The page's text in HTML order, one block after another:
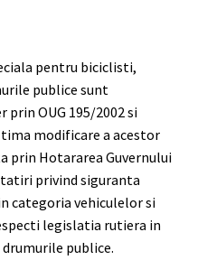
pentru biciclisti,
publice sunt
OUG 195/2002 si
modificare a acestor
prin Hotararea Guvernului
privind siguranta
categoria vehiculelor si
legislatia rutiera in
publice.